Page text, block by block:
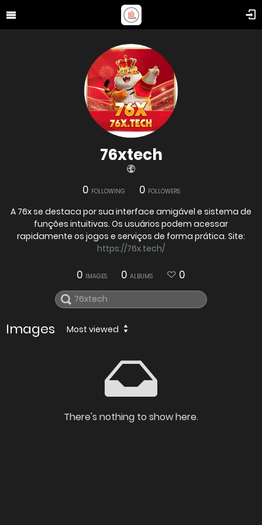
76xtech
0 FOLLOWING 0 FOLLOWERS
A 76x se destaca por sua interface amigável e sistema de
funções intuitivas. Os usuários podem acessar
rapidamente os jogos e serviços de forma prática. Site:
https://76x.tech/
0 IMAGES 0 ALBUMS 0
Images Most viewed
There's nothing to show here.